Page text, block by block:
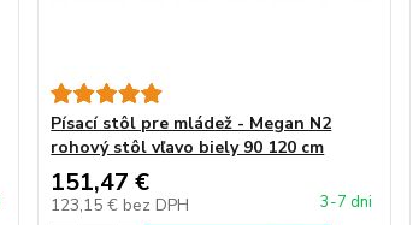
Písací stôl pre mládež - Megan N2
rohový stôl vľavo biely 90 120 cm
151,47 €
123,15 € bez DPH 3-7 dni